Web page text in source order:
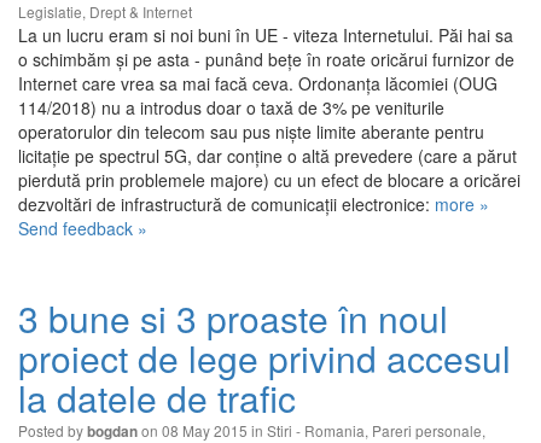
Legislatie, Drept & Internet
La un lucru eram si noi buni în UE - viteza Internetului. Păi hai sa
o schimbăm și pe asta - punând bețe în roate oricărui furnizor de
Internet care vrea sa mai facă ceva. Ordonanța lăcomiei (OUG
114/2018) nu a introdus doar o taxă de 3% pe veniturile
operatorulor din telecom sau pus niște limite aberante pentru
licitație pe spectrul 5G, dar conține o altă prevedere (care a părut
pierdută prin problemele majore) cu un efect de blocare a oricărei
dezvoltări de infrastructură de comunicații electronice: more »
Send feedback »
3 bune si 3 proaste în noul
proiect de lege privind accesul
la datele de trafic
Posted bybogdanon 08 May 2015 in Stiri - Romania, Pareri personale,